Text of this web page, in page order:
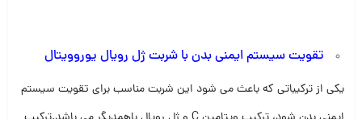
تقویت سیستم ایمنی بدن با شربت ژل رویال یوروویتال
یکی از ترکیباتی که باعث می شود این شربت مناسب برای تقویت سیستم